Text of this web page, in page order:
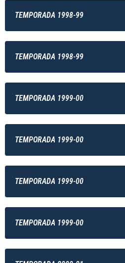
TEMPORADA 1998-99
TEMPORADA 1998-99
TEMPORADA 1999-00
TEMPORADA 1999-00
TEMPORADA 1999-00
TEMPORADA 1999-00